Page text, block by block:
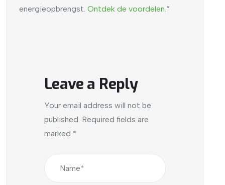
energieopbrengst. Ontdek de voordelen. “
Leave a Reply
Your email address will not be
published. Required fields are
marked *